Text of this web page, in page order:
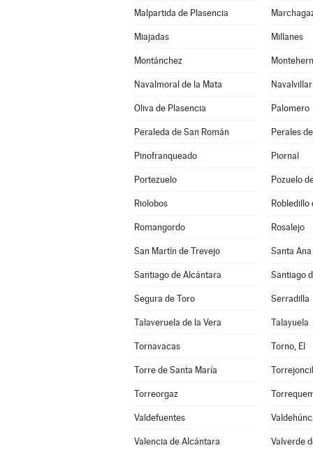
Malpartida de Plasencia
Miajadas Millanes
Montánchez
Navalmoral de la Mata
Oliva de Plasencia Palomero
Peraleda de San Román Perales
Pinofranqueado Piornal
Portezuelo Pozuelo
Riolobos Robledillo
Romangordo Rosalejo
San Martín de Trevejo Santa Ana
Santiago de Alcántara Santiago
Segura de Toro Serradilla
Talaveruela de la Vera Talayuela
Tornavacas Torno, El
Torre de Santa María
Torreorgaz
Valdefuentes
Valencia de Alcántara Valverde